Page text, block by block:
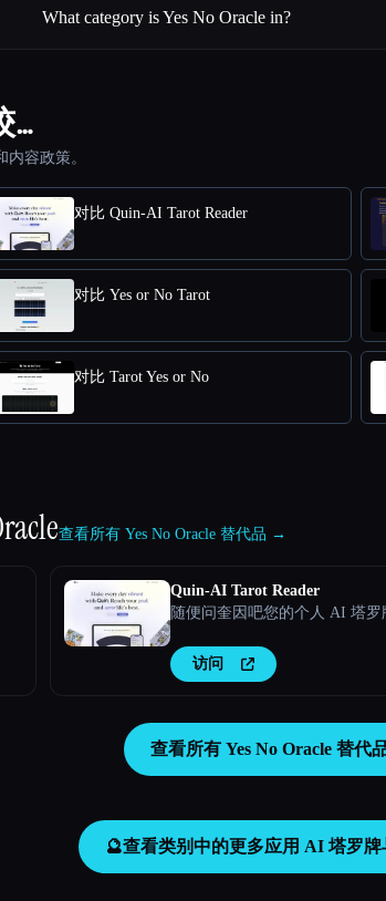
What category is Yes No Oracle in?
…
容政策。
对比 Quin-AI Tarot Reader
对比 Yes or No Tarot
对比 Tarot Yes or No
查看所有 Yes No Oracle 替代品 →
Quin-AI Tarot Reader
随便问奎因吧您的个人 AI 塔罗
访问
查看所有 Yes No Oracle 替代
🔮查看类别中的更多应用 AI 塔罗牌